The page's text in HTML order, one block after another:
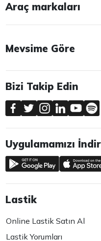
Araç markaları
Mevsime Göre
Bizi Takip Edin
Uygulamamızı
Lastik
Online Lastik Satın Al
Lastik Yorumları